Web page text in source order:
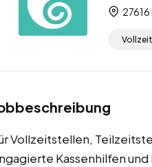
Vollzeit
Vollzeitstellen,
Kassenhilfen